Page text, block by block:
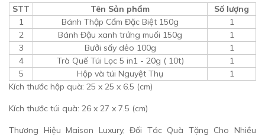
STT Tên Sản phẩm
Số lượng
1
Bánh Thập Cẩm Đặc Biệt 150g
1
2
Bánh Đậu xanh trứng muối 150g
1
3
Bưởi sấy dẻo 100g
1
4
Trà Quế Túi Lọc 5 in1 - 20g ( 10t)
1
5
Hộp và túi Nguyệt Thụ
1
Kích thước hộp quà: 25 x 25 x 6.5 (cm)
Kích thước túi quà: 26 x 27 x 7.5 (cm)
Thương Hiệu Maison Luxury, Đối Tác Quà Tặng Cho Nhiều